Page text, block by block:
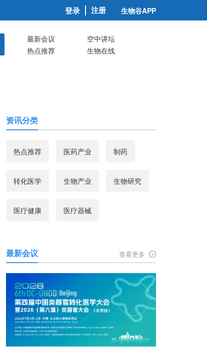
登录 注册 生物谷APP
最新会议
空中讲坛
热点推荐
生物在线
资讯分类
热点推荐 医药产业 制药
转化医学 生物产业 生物研究
医疗健康 医疗器械
最新会议 查看更多